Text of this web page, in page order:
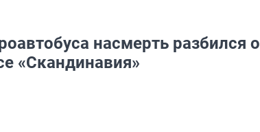
насмерть разбился о
«Скандинавия»